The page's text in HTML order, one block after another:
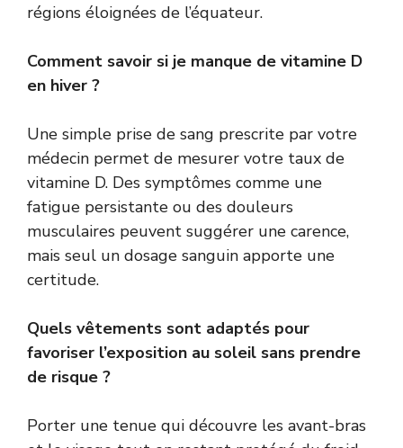
régions éloignées de l’équateur.
Comment savoir si je manque de vitamine D
en hiver ?
Une simple prise de sang prescrite par votre
médecin permet de mesurer votre taux de
vitamine D. Des symptômes comme une
fatigue persistante ou des douleurs
musculaires peuvent suggérer une carence,
mais seul un dosage sanguin apporte une
certitude.
Quels vêtements sont adaptés pour
favoriser l’exposition au soleil sans prendre
de risque ?
Porter une tenue qui découvre les avant-bras